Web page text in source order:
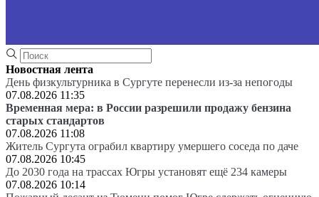
Новостная лента
День физкультурника в Сургуте перенесли из-за непогоды
07.08.2026 11:35
Временная мера: в России разрешили продажу бензина
старых стандартов
07.08.2026 11:08
Житель Сургута ограбил квартиру умершего соседа по даче
07.08.2026 10:45
До 2030 года на трассах Югры установят ещё 234 камеры
07.08.2026 10:14